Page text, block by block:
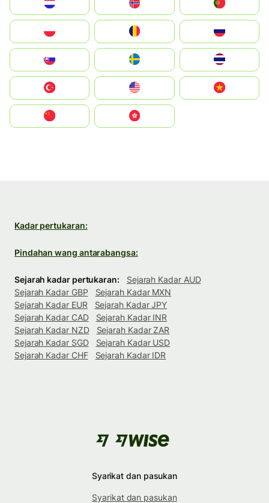
United States
中國香港特別行政區
Kadar pertukaran:
Pindahan wang antarabangsa:
Sejarah kadar pertukaran:
Sejarah Kadar AUD
Sejarah Kadar GBP
Sejarah Kadar MXN
Sejarah Kadar EUR
Sejarah Kadar JPY
Sejarah Kadar CAD
Sejarah Kadar INR
Sejarah Kadar NZD
Sejarah Kadar ZAR
Sejarah Kadar SGD
Sejarah Kadar USD
Sejarah Kadar CHF
Sejarah Kadar IDR
Syarikat dan pasukan
Syarikat dan pasukan